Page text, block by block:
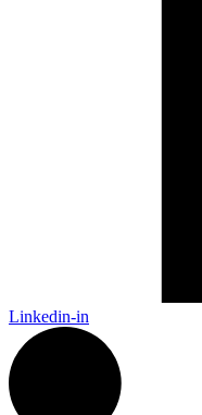
Linkedin-in